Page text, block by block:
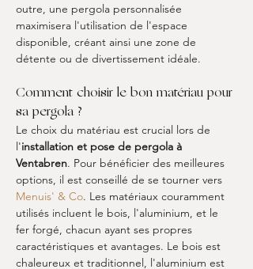
outre, une pergola personnalisée
maximisera l'utilisation de l'espace
disponible, créant ainsi une zone de
détente ou de divertissement idéale.
Comment choisir le bon matériau pour
sa pergola ?
Le choix du matériau est crucial lors de
l'installation et pose de pergola à
Ventabren. Pour bénéficier des meilleures
options, il est conseillé de se tourner vers
Menuis' & Co. Les matériaux couramment
utilisés incluent le bois, l'aluminium, et le
fer forgé, chacun ayant ses propres
caractéristiques et avantages. Le bois est
chaleureux et traditionnel, l'aluminium est